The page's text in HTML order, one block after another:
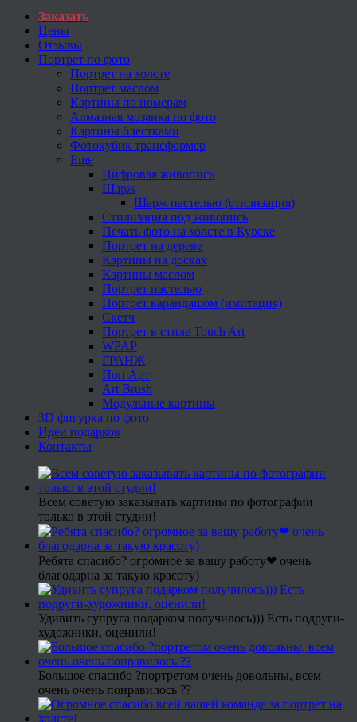
Заказать
Цены
Отзывы
Портрет по фото
Портрет на холсте
Портрет маслом
Картины по номерам
Алмазная мозаика по фото
Картины блестками
Фотокубик трансформер
Еще
Цифровая живопись
Шарж
Шарж пастелью (стилизация)
Стилизация под живопись
Печать фото на холсте в Курске
Портрет на дереве
Картины на досках
Картины маслом
Портрет пастелью
Портрет карандашом (имитация)
Скетч
Портрет в стиле Touch Art
WPAP
ГРАНЖ
Поп Арт
Art Brush
Модульные картины
3D фигурка по фото
Идеи подарков
Контакты
Всем советую заказывать картины по фотографии
только в этой студии!
Ребята спасибо? огромное за вашу работу❤ очень
благодарна за такую красоту)
Удивить супруга подарком получилось))) Есть подруги-
художники, оценили!
Большое спасибо ?портретом очень довольны, всем
очень очень понравилось ??